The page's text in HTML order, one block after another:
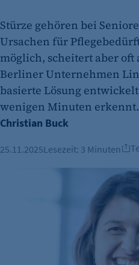
Stürze gehören bei
Ursachen für
möglich, scheitert aber oft
Berliner Unternehmen
basierte Lösung
wenigen Minuten erkennt.
Christian Buck
25.11.2025Lesezeit: 3 Minuten